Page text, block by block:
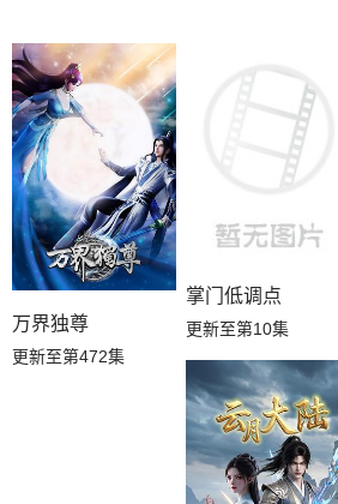
万界独尊
更新至第472集
掌门低调点
更新至第10集